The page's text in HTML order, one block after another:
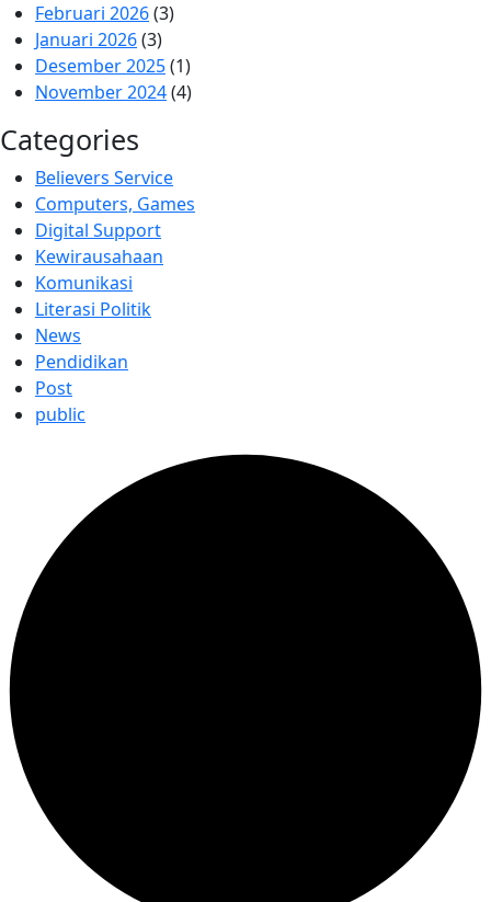
Februari 2026(3)
Januari 2026(3)
Desember 2025(1)
November 2024(4)
Categories
Believers Service
Computers, Games
Digital Support
Kewirausahaan
Komunikasi
Literasi Politik
News
Pendidikan
Post
public